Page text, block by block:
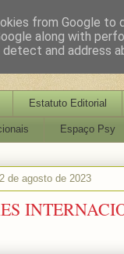
Estatuto Editorial
Espaço Psy
de agosto de 2023
from Google to
along with
and address